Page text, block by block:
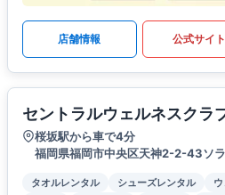
店舗情報 公式サイト
セントラルウェルネスクラ
桜坂駅から車で4分
福岡県福岡市中央区天神2-2-43ソ
タオルレンタル シューズレンタル